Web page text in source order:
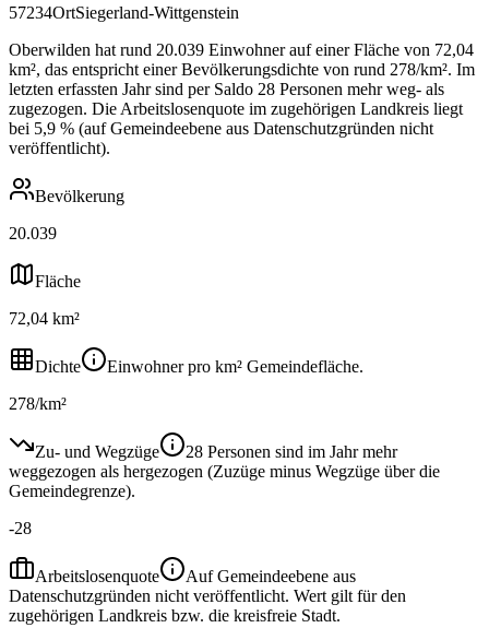
57234OrtSiegerland-Wittgenstein
Oberwilden hat rund 20.039 Einwohner auf einer Fläche von 72,04
km², das entspricht einer Bevölkerungsdichte von rund 278/km². Im
letzten erfassten Jahr sind per Saldo 28 Personen mehr weg- als
zugezogen. Die Arbeitslosenquote im zugehörigen Landkreis liegt
bei 5,9 % (auf Gemeindeebene aus Datenschutzgründen nicht
veröffentlicht).
Bevölkerung
20.039
Fläche
72,04 km²
Dichte
Einwohner pro km² Gemeindefläche.
278/km²
Zu- und Wegzüge
28 Personen sind im Jahr mehr
weggezogen als hergezogen (Zuzüge minus Wegzüge über die
Gemeindegrenze).
-28
Arbeitslosenquote
Auf Gemeindeebene aus
Datenschutzgründen nicht veröffentlicht. Wert gilt für den
zugehörigen Landkreis bzw. die kreisfreie Stadt.